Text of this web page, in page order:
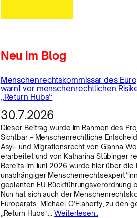
Neu im Blog
Menschenrechtskommissar des
warnt vor menschenrechtlichen
„Return Hubs“
30.7.2026
Dieser Beitrag wurde im Rahmen des
Sichtbar – Menschenrechtliche
Asyl- und Migrationsrecht von Gianna
erarbeitet und von Katharina Stübinger
Bereits im Juni 2026 wurde hier über die
unabhängiger
geplanten EU-Rückführungsverordnung
Nun hat sich auch der
Europarats, Michael O’Flaherty, zu den
„Return Hubs“…Weiterlesen..